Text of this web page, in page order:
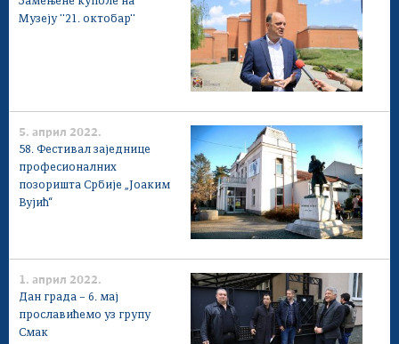
Савет за координацију послова безбедности
саобраћаја
Људска и мањинска права
Музеју ''21. октобар''
5. април 2022.
58. Фестивал заједнице
професионалних
позоришта Србије „Јоаким
Вујић“
1. април 2022.
Дан града – 6. мај
прославићемо уз групу
Смак